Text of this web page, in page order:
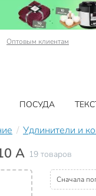
Оптовым клиентам
ПОСУДА
Удлинители и
А 19 товаров
Сначала